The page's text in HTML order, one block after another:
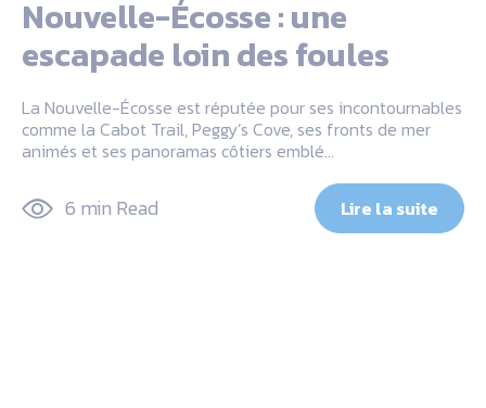
Nouvelle-Écosse : une
escapade loin des foules
La Nouvelle-Écosse est réputée pour ses incontournables
comme la Cabot Trail, Peggy’s Cove, ses fronts de mer
animés et ses panoramas côtiers emblé…
6 min Read Lire la suite